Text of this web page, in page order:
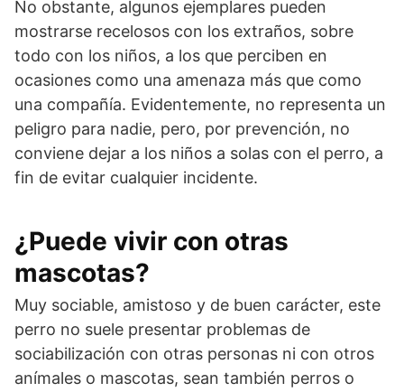
No obstante, algunos ejemplares pueden
mostrarse recelosos con los extraños, sobre
todo con los niños, a los que perciben en
ocasiones como una amenaza más que como
una compañía. Evidentemente, no representa un
peligro para nadie, pero, por prevención, no
conviene dejar a los niños a solas con el perro, a
fin de evitar cualquier incidente.
¿Puede vivir con otras
mascotas?
Muy sociable, amistoso y de buen carácter, este
perro no suele presentar problemas de
sociabilización con otras personas ni con otros
anímales o mascotas, sean también perros o